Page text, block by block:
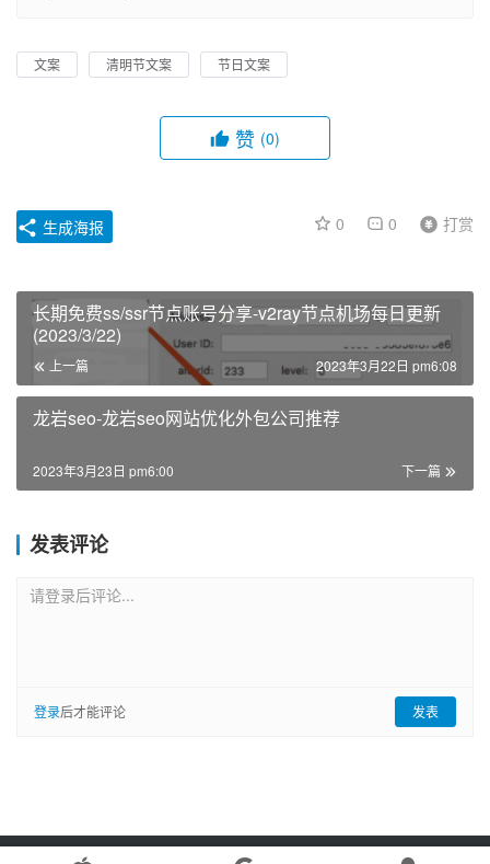
文案 清明节文案 节日文案
赞 (0)
0 0 打赏
生成海报
长期免费ss/ssr节点账号分享-v2ray节点机场每日更新
(2023/3/22)
上一篇 2023年3月22日 pm6:08
龙岩seo-龙岩seo网站优化外包公司推荐
下一篇
2023年3月23日 pm6:00
发表评论
请登录后评论...
登录后才能评论 发表